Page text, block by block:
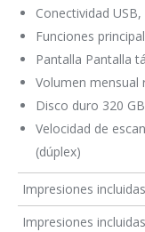
Conectividad
Funciones
Pantalla Pantalla
Volumen mensual
Disco duro 320 GB
Velocidad de
(dúplex)
Impresiones
Impresiones